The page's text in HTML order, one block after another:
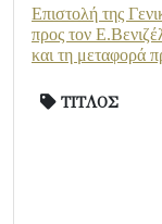
Επιστολή της
προς τον
και τη μεταφορά
ΤΙΤΛΟΣ